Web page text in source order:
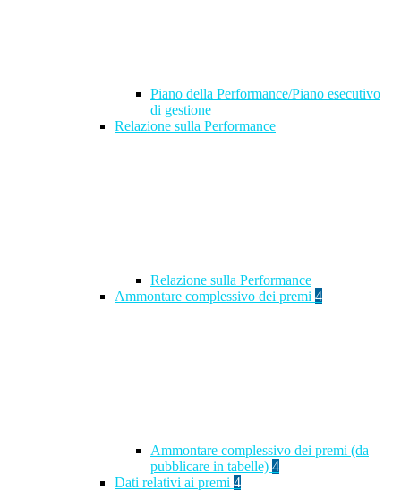
Piano della Performance/Piano esecutivo
di gestione
Relazione sulla Performance
Relazione sulla Performance
Ammontare complessivo dei premi 4
Ammontare complessivo dei premi (da
pubblicare in tabelle) 4
Dati relativi ai premi 4